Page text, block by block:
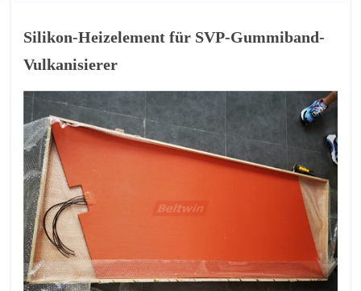
Silikon-Heizelement für SVP-Gummiband-
Vulkanisierer